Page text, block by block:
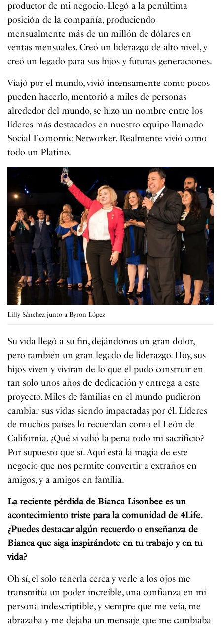
productor de mi negocio. Llegó a la penúltima
posición de la compañía, produciendo
mensualmente más de un millón de dólares en
ventas mensuales. Creó un liderazgo de alto nivel, y
creó un legado para sus hijos y futuras generaciones.
Viajó por el mundo, vivió intensamente como pocos
pueden hacerlo, mentorió a miles de personas
alrededor del mundo, se hizo un nombre entre los
líderes más destacados en nuestro equipo llamado
Social Economic Networker. Realmente vivió como
todo un Platino.
Lilly Sánchez junto a Byron López
Su vida llegó a su fin, dejándonos un gran dolor,
pero también un gran legado de liderazgo. Hoy, sus
hijos viven y vivirán de lo que él pudo construir en
tan solo unos años de dedicación y entrega a este
proyecto. Miles de familias en el mundo pudieron
cambiar sus vidas siendo impactadas por él. Líderes
de muchos países lo recuerdan como el León de
California. ¿Qué si valió la pena todo mi sacrificio?
Por supuesto que sí. Aquí está la magia de este
negocio que nos permite convertir a extraños en
amigos, y a amigos en familia.
La reciente pérdida de Bianca Lisonbee es un
acontecimiento triste para la comunidad de 4Life.
¿Puedes destacar algún recuerdo o enseñanza de
Bianca que siga inspirándote en tu trabajo y en tu
vida?
Oh sí, el solo tenerla cerca y verle a los ojos me
transmitía un poder increíble, una confianza en mi
persona indescriptible, y siempre que me veía, me
abrazaba y me dejaba un mensaje que me cambiaba